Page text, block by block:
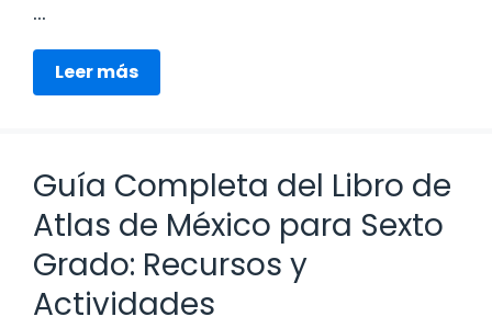
…
Leer más
Guía Completa del Libro de
Atlas de México para Sexto
Grado: Recursos y
Actividades